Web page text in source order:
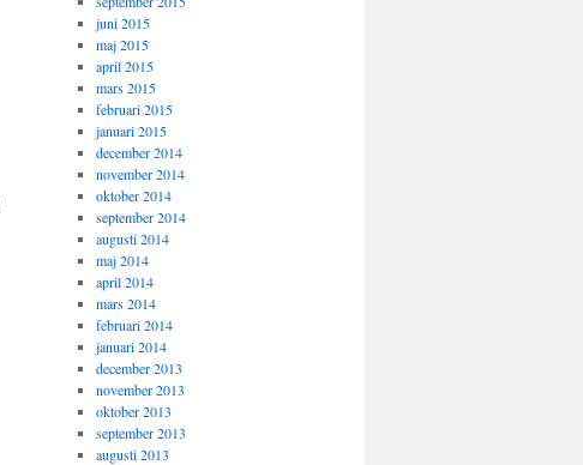
juni 2015
maj 2015
april 2015
mars 2015
februari 2015
januari 2015
december 2014
november 2014
oktober 2014
september 2014
augusti 2014
maj 2014
april 2014
mars 2014
februari 2014
januari 2014
december 2013
november 2013
oktober 2013
september 2013
augusti 2013